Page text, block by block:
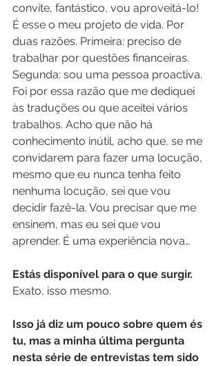
convite, fantástico, vou aproveitá-lo!
É esse o meu projeto de vida. Por
duas razões. Primeira: preciso de
trabalhar por questões financeiras.
Segunda: sou uma pessoa proactiva.
Foi por essa razão que me dediquei
às traduções ou que aceitei vários
trabalhos. Acho que não há
conhecimento inútil, acho que, se me
convidarem para fazer uma locução,
mesmo que eu nunca tenha feito
nenhuma locução, sei que vou
decidir fazê-la. Vou precisar que me
ensinem, mas eu sei que vou
aprender. É uma experiência nova…
Estás disponível para o que surgir.
Exato, isso mesmo.
Isso já diz um pouco sobre quem és
tu, mas a minha última pergunta
nesta série de entrevistas tem sido